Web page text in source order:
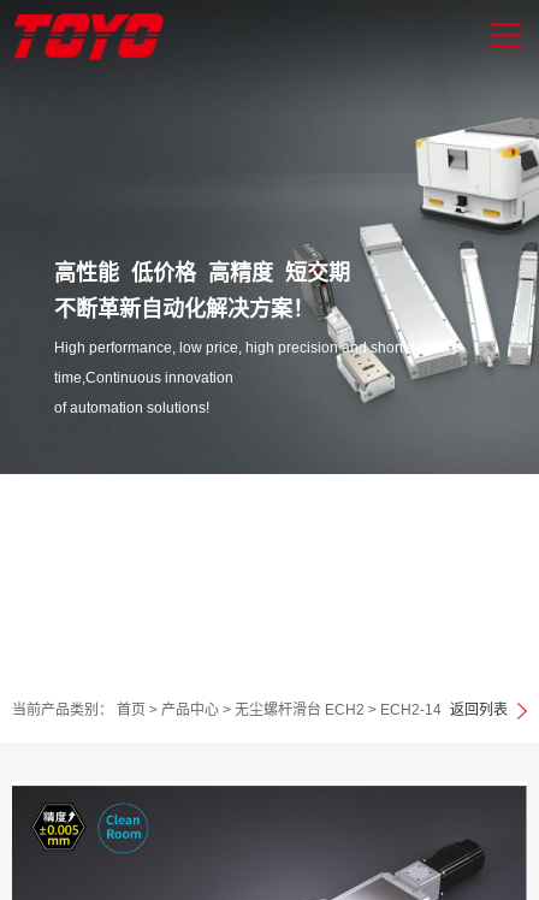
高性能 低价格 高精度 短交期
不断革新自动化解决方案！
High performance, low price, high precision and short delivery
time,Continuous innovation
of automation solutions!
当前产品类别： 首页 > 产品中心 > 无尘螺杆滑台 ECH2 > ECH2-14 返回列表